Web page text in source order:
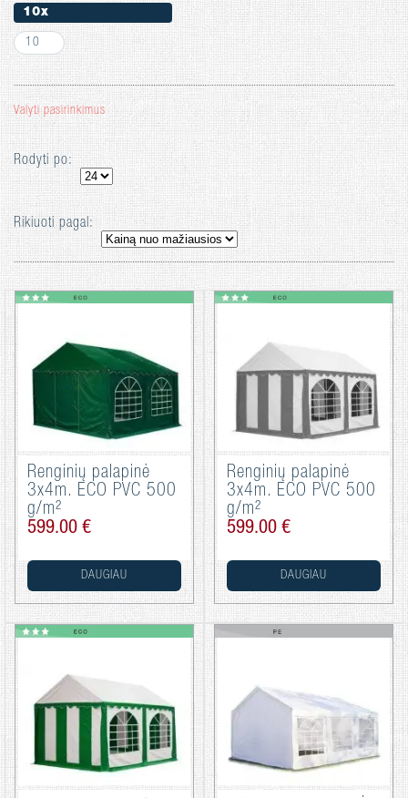
10x
10
Valyti pasirinkimus
Rodyti po:
Rikiuoti pagal:
Renginių palapinė
3x4m. ECO PVC 500
g/m²
599.00 €
DAUGIAU
Renginių palapinė
3x4m. ECO PVC 500
g/m²
599.00 €
DAUGIAU